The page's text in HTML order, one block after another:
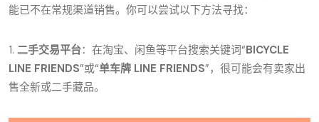
能已不在常规渠道销售。你可以尝试以下方法寻找：
1. 二手交易平台：在淘宝、闲鱼等平台搜索关键词“BICYCLE
LINE FRIENDS”或“单车牌 LINE FRIENDS”，很可能会有卖家出
售全新或二手藏品。